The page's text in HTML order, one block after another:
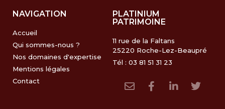
PLATINIUM
PATRIMOINE
11 rue de la Faltans
25220 Roche-Lez-Beaupré
Tél : 03 81 51 31 23
NAVIGATION
Accueil
Qui sommes-nous ?
Nos domaines d'expertise
Mentions légales
Contact